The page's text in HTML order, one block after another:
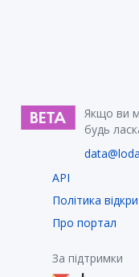
Якщо ви
будь
API
Політика
Про портал
За підтримки